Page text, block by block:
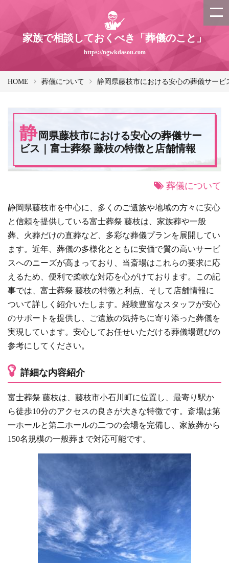
家族で相談しておくべき「葬儀のこと」
https://ngwkdasou.com
HOME 葬儀について 静岡県藤枝市における安心の葬儀サー
静 岡県藤枝市における安心の葬儀サー
ビス｜富士葬祭 藤枝の特徴と店舗情報
葬儀について
静岡県藤枝市を中心に、多くのご遺族や地域の方々に安心
と信頼を提供している富士葬祭 藤枝は、家族葬や一般
葬、火葬だけの直葬など、多彩な葬儀プランを展開してい
ます。近年、葬儀の多様化とともに安価で質の高いサービ
スへのニーズが高まっており、当斎場はこれらの要求に応
えるため、便利で柔軟な対応を心がけております。この記
事では、富士葬祭 藤枝の特徴と利点、そして店舗情報に
ついて詳しく紹介いたします。経験豊富なスタッフが安心
のサポートを提供し、ご遺族の気持ちに寄り添った葬儀を
実現しています。安心してお任せいただける葬儀場選びの
参考にしてください。
詳細な内容紹介
富士葬祭 藤枝は、藤枝市小石川町に位置し、最寄り駅か
ら徒歩10分のアクセスの良さが大きな特徴です。斎場は第
一ホールと第二ホールの二つの会場を完備し、家族葬から
150名規模の一般葬まで対応可能です。